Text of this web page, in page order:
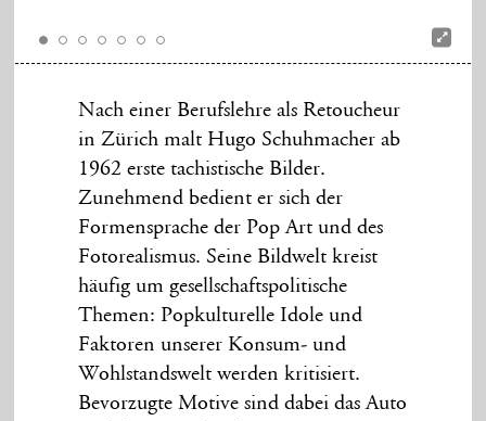
Nach einer Berufslehre als Retoucheur
in Zürich malt Hugo Schuhmacher ab
1962 erste tachistische Bilder.
Zunehmend bedient er sich der
Formensprache der Pop Art und des
Fotorealismus. Seine Bildwelt kreist
häufig um gesellschaftspolitische
Themen: Popkulturelle Idole und
Faktoren unserer Konsum- und
Wohlstandswelt werden kritisiert.
Bevorzugte Motive sind dabei das Auto